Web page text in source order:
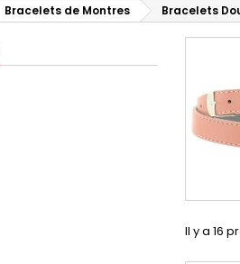
Bracelets de Montres Bracelets
Il y a 16